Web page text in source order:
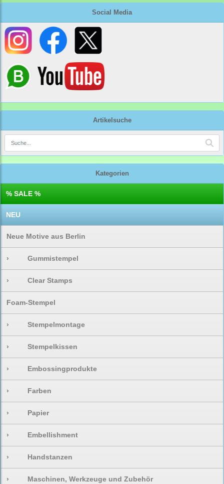
Social Media
Artikelsuche
Kategorien
% SALE %
NEU
Neue Motive aus Berlin
› Gummistempel
› Clear Stamps
Foam-Stempel
› Stempelmontage
› Stempelkissen
› Embossingprodukte
› Farben
› Papier
› Embellishment
› Handstanzen
› Maschinen, Werkzeuge und Zubehör